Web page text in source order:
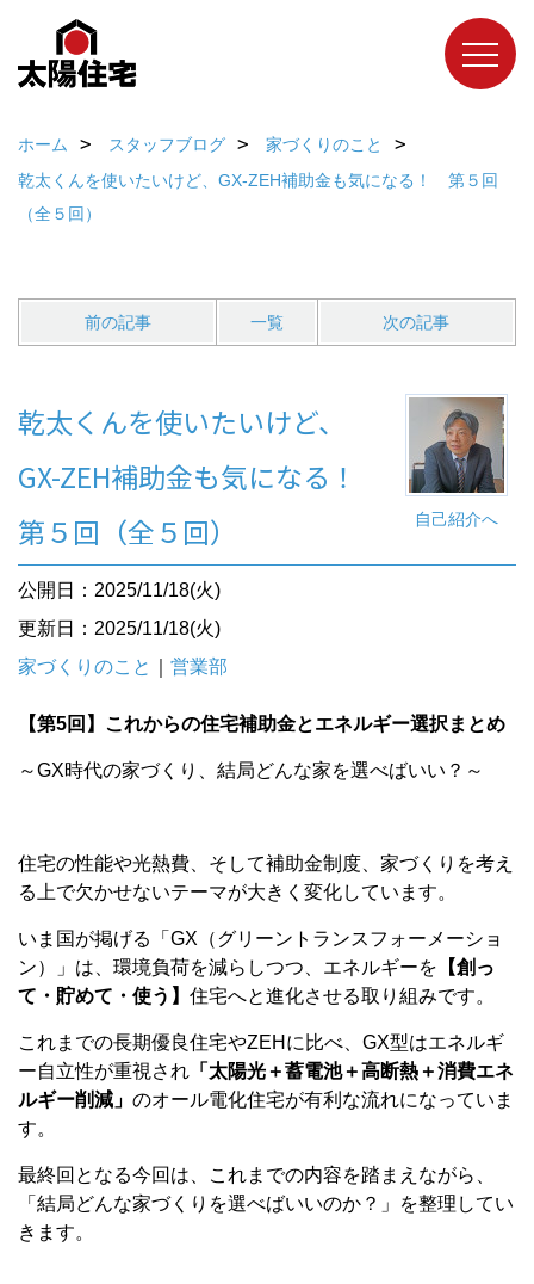
ホーム スタッフブログ
家づくりのこと
乾太くんを使いたいけど、GX-ZEH補助金も気になる！ 第５回
（全５回）
前の記事 一覧 次の記事
自己紹介へ
乾太くんを使いたいけど、
GX-ZEH補助金も気になる！
第５回（全５回）
公開日：2025/11/18(火)
更新日：2025/11/18(火)
家づくりのこと
営業部
【第5回】これからの住宅補助金とエネルギー選択まとめ
～GX時代の家づくり、結局どんな家を選べばいい？～
住宅の性能や光熱費、そして補助金制度、家づくりを考え
る上で欠かせないテーマが大きく変化しています。
いま国が掲げる「GX（グリーントランスフォーメーショ
ン）」は、環境負荷を減らしつつ、エネルギーを 【創っ
て・貯めて・使う】 住宅へと進化させる取り組みです。
これまでの長期優良住宅やZEHに比べ、GX型はエネルギ
ー自立性が重視され 「太陽光＋蓄電池＋高断熱＋消費エネ
ルギー削減」 のオール電化住宅が有利な流れになっていま
す。
最終回となる今回は、これまでの内容を踏まえながら、
「結局どんな家づくりを選べばいいのか？」を整理してい
きます。